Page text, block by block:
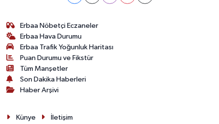
Erbaa Nöbetçi Eczaneler
Erbaa Hava Durumu
Erbaa Trafik Yoğunluk Haritası
Puan Durumu ve Fikstür
Tüm Manşetler
Son Dakika Haberleri
Haber Arşivi
Künye İletişim